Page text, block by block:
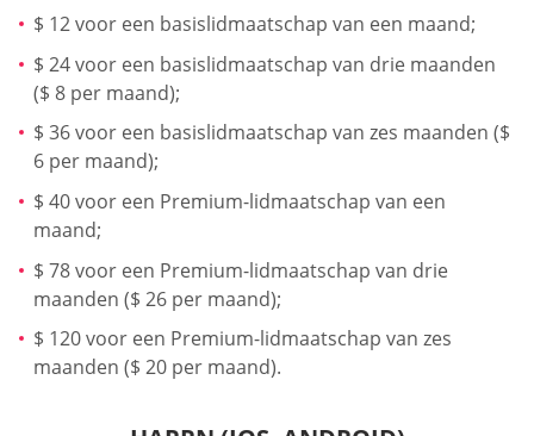
$ 12 voor een basislidmaatschap van een maand;
$ 24 voor een basislidmaatschap van drie maanden
($ 8 per maand);
$ 36 voor een basislidmaatschap van zes maanden ($
6 per maand);
$ 40 voor een Premium-lidmaatschap van een
maand;
$ 78 voor een Premium-lidmaatschap van drie
maanden ($ 26 per maand);
$ 120 voor een Premium-lidmaatschap van zes
maanden ($ 20 per maand).